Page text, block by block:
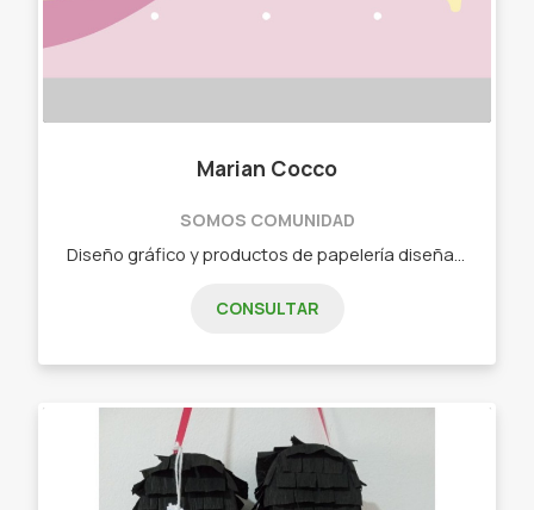
Marian Cocco
SOMOS COMUNIDAD
CONSULTAR